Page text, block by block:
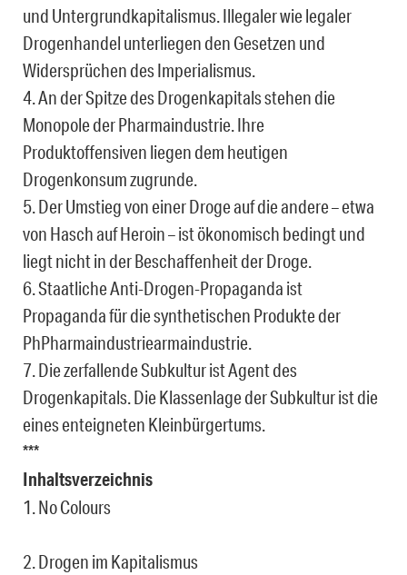
und Untergrundkapitalismus. Illegaler wie legaler
Drogenhandel unterliegen den Gesetzen und
Widersprüchen des Imperialismus.
4. An der Spitze des Drogenkapitals stehen die
Monopole der Pharmaindustrie. Ihre
Produktoffensiven liegen dem heutigen
Drogenkonsum zugrunde.
5. Der Umstieg von einer Droge auf die andere – etwa
von Hasch auf Heroin – ist ökonomisch bedingt und
liegt nicht in der Beschaffenheit der Droge.
6. Staatliche Anti-Drogen-Propaganda ist
Propaganda für die synthetischen Produkte der
PhPharmaindustriearmaindustrie.
7. Die zerfallende Subkultur ist Agent des
Drogenkapitals. Die Klassenlage der Subkultur ist die
eines enteigneten Kleinbürgertums.
***
Inhaltsverzeichnis
1. No Colours
2. Drogen im Kapitalismus